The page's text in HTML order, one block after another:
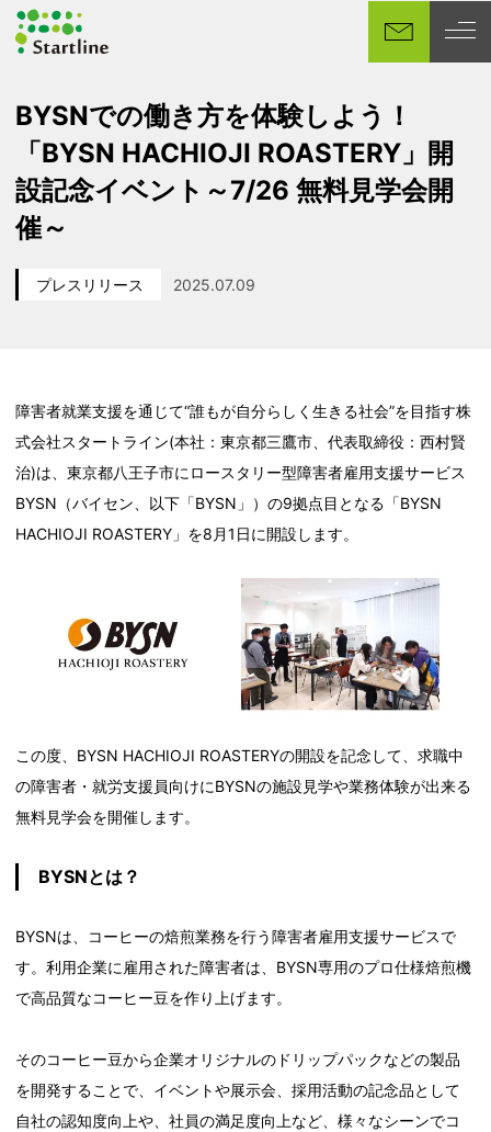
イ
ン
ツ
へ
BYSNでの働き方を体験しよう！
「BYSN HACHIOJI ROASTERY」開
設記念イベント～7/26 無料見学会開
催～
カテゴリー
プレスリリース
投稿日
2025.07.09
障害者就業支援を通じて“誰もが自分らしく生きる社会”を目指す株
式会社スタートライン(本社：東京都三鷹市、代表取締役：西村賢
治)は、東京都八王子市にロースタリー型障害者雇用支援サービス
BYSN（バイセン、以下「BYSN」）の9拠点目となる「BYSN
HACHIOJI ROASTERY」を8月1日に開設します。
この度、BYSN HACHIOJI ROASTERYの開設を記念して、求職中
の障害者・就労支援員向けにBYSNの施設見学や業務体験が出来る
無料見学会を開催します。
BYSNとは？
BYSNは、コーヒーの焙煎業務を行う障害者雇用支援サービスで
す。利用企業に雇用された障害者は、BYSN専用のプロ仕様焙煎機
で高品質なコーヒー豆を作り上げます。
そのコーヒー豆から企業オリジナルのドリップパックなどの製品
を開発することで、イベントや展示会、採用活動の記念品として
自社の認知度向上や、社員の満足度向上など、様々なシーンでコ